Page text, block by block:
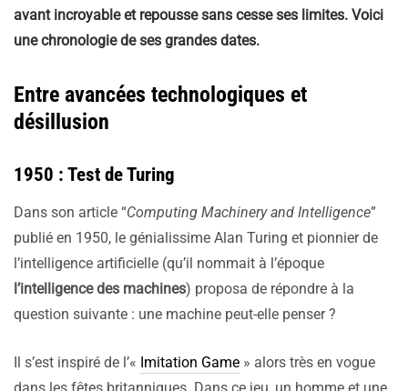
avant incroyable et repousse sans cesse ses limites. Voici
une chronologie de ses grandes dates.
Entre avancées technologiques et
désillusion
1950 : Test de Turing
Dans son article “Computing Machinery and Intelligence”
publié en 1950, le génialissime Alan Turing et pionnier de
l’intelligence artificielle (qu’il nommait à l’époque
l’intelligence des machines) proposa de répondre à la
question suivante : une machine peut-elle penser ?
Il s’est inspiré de l’« Imitation Game » alors très en vogue